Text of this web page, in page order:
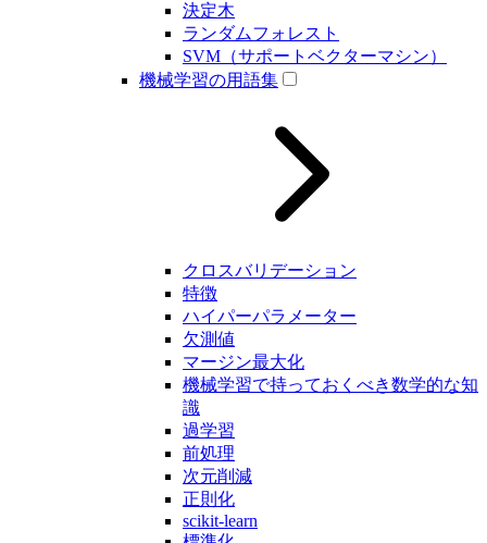
決定木
ランダムフォレスト
SVM（サポートベクターマシン）
機械学習の用語集
クロスバリデーション
特徴
ハイパーパラメーター
欠測値
マージン最大化
機械学習で持っておくべき数学的な知
識
過学習
前処理
次元削減
正則化
scikit-learn